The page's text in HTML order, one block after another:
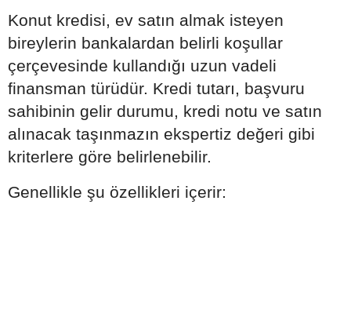
Konut kredisi, ev satın almak isteyen
bireylerin bankalardan belirli koşullar
çerçevesinde kullandığı uzun vadeli
finansman türüdür. Kredi tutarı, başvuru
sahibinin gelir durumu, kredi notu ve satın
alınacak taşınmazın ekspertiz değeri gibi
kriterlere göre belirlenebilir.
Genellikle şu özellikleri içerir: